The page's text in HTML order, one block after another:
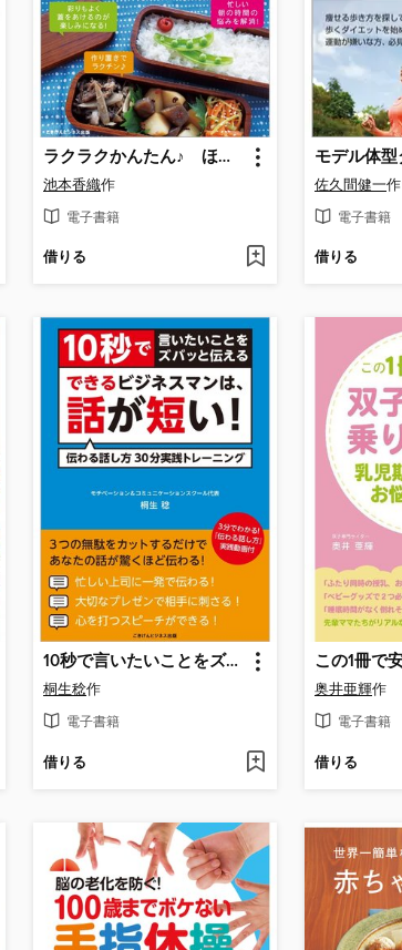
ラクラクかんたん♪ ほめられお弁当 ～50品のおかずレシピ～
池本香織作
電子書籍
借りる
佐久間健一作
電子書籍
借りる
10秒で言いたいことをズバっと伝える できるビジネスマンは、話が短い! 伝わる話し方30分実践トレーニング
桐生稔作
電子書籍
借りる
奥井亜輝作
電子書籍
借りる